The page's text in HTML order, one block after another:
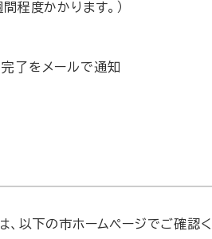
程度かかります。）
了をメールで通知
、以下の市ホームページでご確認く